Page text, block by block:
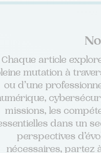
Chaque article
mutation à
ou d’une
missions, les
dans un
perspectives
nécessaires, partez